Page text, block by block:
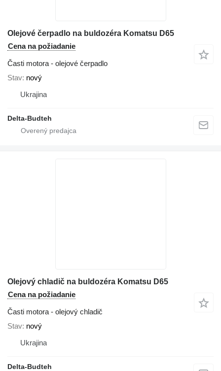
Olejové čerpadlo na buldozéra Komatsu D65
Cena na požiadanie
Časti motora - olejové čerpadlo
Stav nový
Ukrajina
Delta-Budteh
Olejový chladič na buldozéra Komatsu D65
Cena na požiadanie
Časti motora - olejový chladič
Stav nový
Ukrajina
Delta-Budteh